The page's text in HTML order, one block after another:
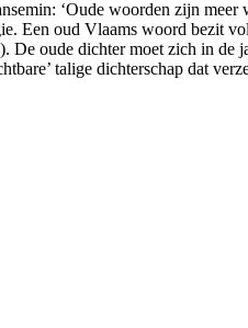
‘Oude woorden zijn meer
Een oud Vlaams woord bezit
De oude dichter moet zich in
talige dichterschap dat